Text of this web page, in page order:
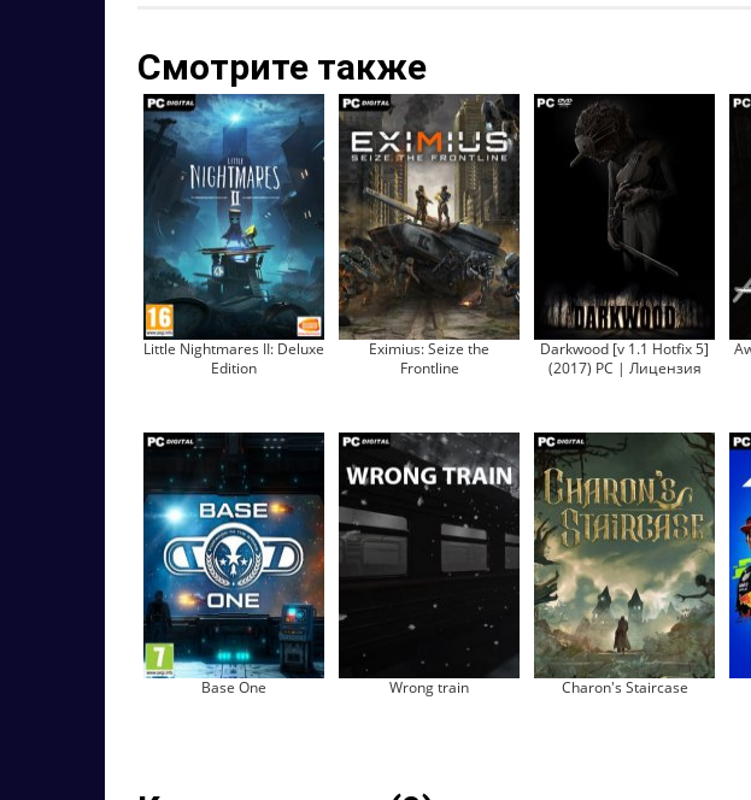
Смотрите также
Little Nightmares II: Deluxe
Edition
Eximius: Seize the
Frontline
Darkwood [v 1.1 Hotfix 5]
(2017) PC | Лицензия
Base One Wrong train Charon's Staircase